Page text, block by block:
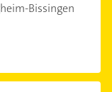
Bissingen